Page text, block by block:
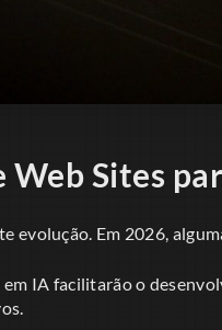
Web Sites
evolução. Em 2026,
em IA facilitarão o